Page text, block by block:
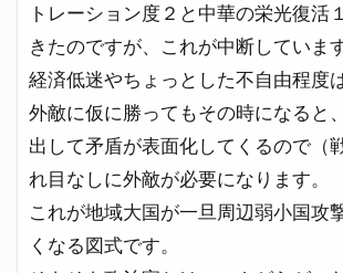
トレーション度２と中華の栄光復
きたのですが、これが中断していま
経済低迷やちょっとした不自由程
外敵に仮に勝ってもその時になると
出して矛盾が表面化してくるので（
れ目なしに外敵が必要になります。
これが地域大国が一旦周辺弱小国攻
くなる図式です。